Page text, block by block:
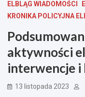
ELBLĄG WIADOMOŚCI
KRONIKA POLICYJNA
aktywności
interwencje
13 listopada 2023